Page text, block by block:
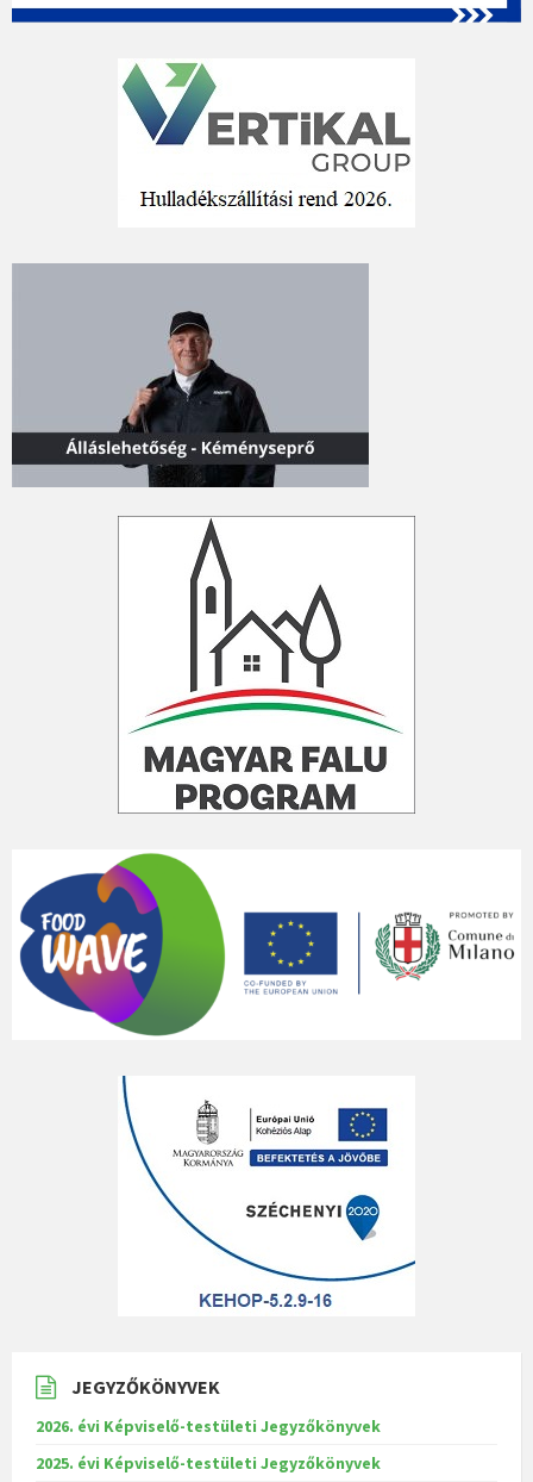
JEGYZŐKÖNYVEK
2026. évi Képviselő-testületi Jegyzőkönyvek
2025. évi Képviselő-testületi Jegyzőkönyvek